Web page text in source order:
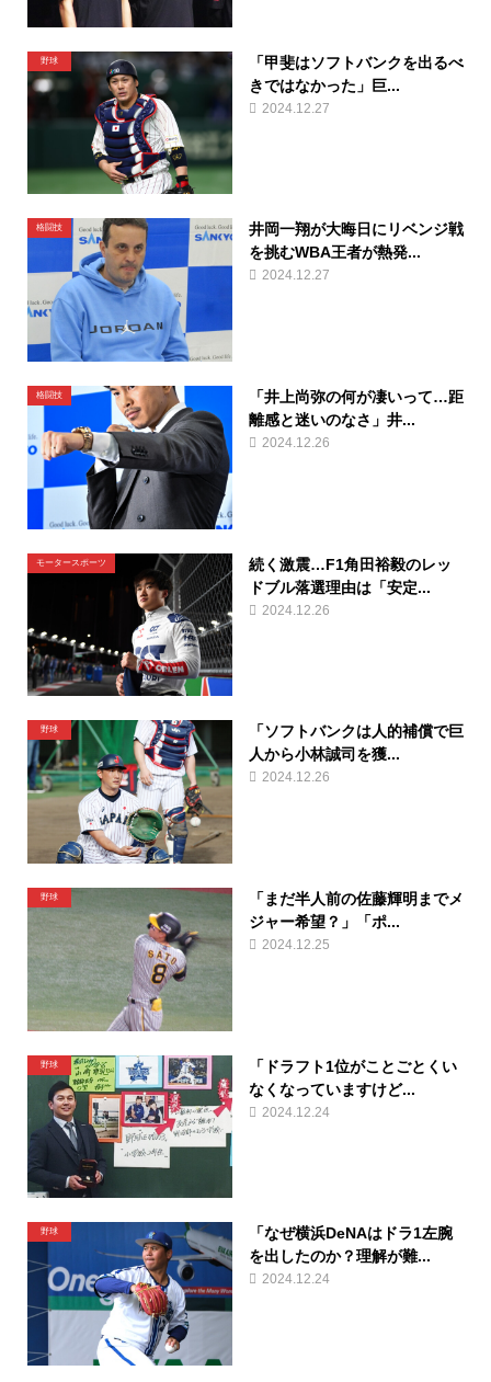
野球
「甲斐はソフトバンクを出るべ
きではなかった」巨...
2024.12.27
格闘技
井岡一翔が大晦日にリベンジ戦
を挑むWBA王者が熱発...
2024.12.27
格闘技
「井上尚弥の何が凄いって…距
離感と迷いのなさ」井...
2024.12.26
モータースポーツ
続く激震…F1角田裕毅のレッ
ドブル落選理由は「安定...
2024.12.26
野球
「ソフトバンクは人的補償で巨
人から小林誠司を獲...
2024.12.26
野球
「まだ半人前の佐藤輝明までメ
ジャー希望？」「ポ...
2024.12.25
野球
「ドラフト1位がことごとくい
なくなっていますけど...
2024.12.24
野球
「なぜ横浜DeNAはドラ1左腕
を出したのか？理解が難...
2024.12.24